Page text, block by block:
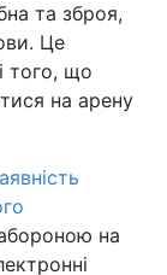
та зброя,
Це
того, що
на арену
на